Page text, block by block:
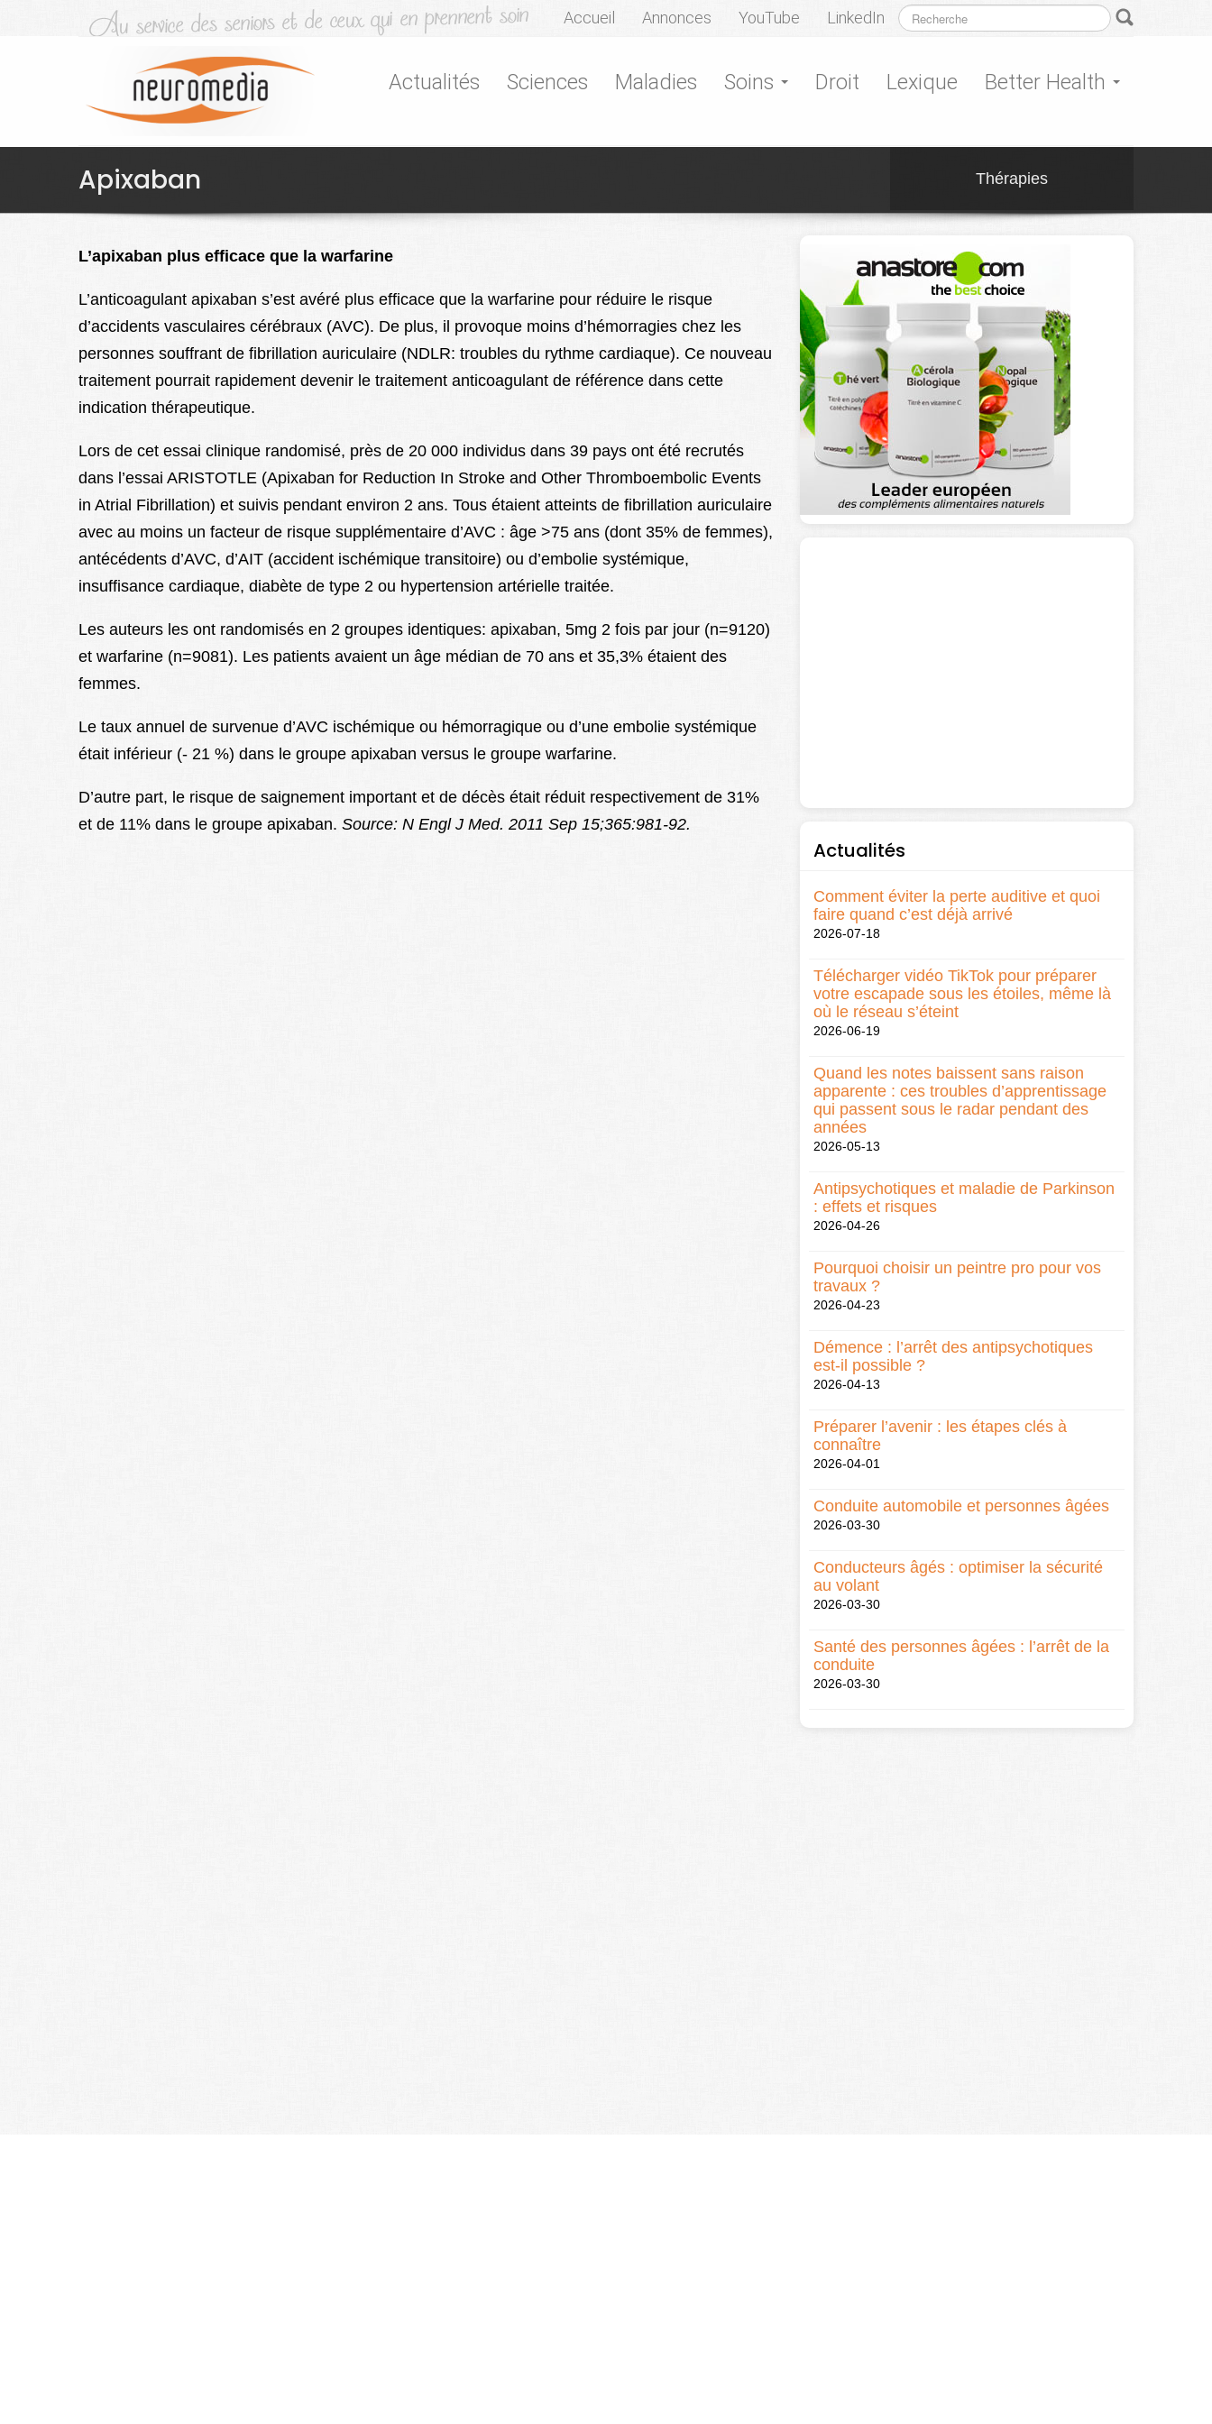
Accueil Annonces YouTube LinkedIn
Actualités Sciences Maladies Soins Droit Lexique Better Health
Apixaban Thérapies
L’apixaban plus efficace que la warfarine
L’anticoagulant apixaban s’est avéré plus efficace que la warfarine pour réduire le risque
d’accidents vasculaires cérébraux (AVC). De plus, il provoque moins d’hémorragies chez les
personnes souffrant de fibrillation auriculaire (NDLR: troubles du rythme cardiaque). Ce nouveau
traitement pourrait rapidement devenir le traitement anticoagulant de référence dans cette
indication thérapeutique.
Lors de cet essai clinique randomisé, près de 20 000 individus dans 39 pays ont été recrutés
dans l’essai ARISTOTLE (Apixaban for Reduction In Stroke and Other Thromboembolic Events
in Atrial Fibrillation) et suivis pendant environ 2 ans. Tous étaient atteints de fibrillation auriculaire
avec au moins un facteur de risque supplémentaire d’AVC : âge >75 ans (dont 35% de femmes),
antécédents d’AVC, d’AIT (accident ischémique transitoire) ou d’embolie systémique,
insuffisance cardiaque, diabète de type 2 ou hypertension artérielle traitée.
Les auteurs les ont randomisés en 2 groupes identiques: apixaban, 5mg 2 fois par jour (n=9120)
et warfarine (n=9081). Les patients avaient un âge médian de 70 ans et 35,3% étaient des
femmes.
Le taux annuel de survenue d’AVC ischémique ou hémorragique ou d’une embolie systémique
était inférieur (- 21 %) dans le groupe apixaban versus le groupe warfarine.
D’autre part, le risque de saignement important et de décès était réduit respectivement de 31%
et de 11% dans le groupe apixaban. Source: N Engl J Med. 2011 Sep 15;365:981-92.
Actualités
Comment éviter la perte auditive et quoi
faire quand c’est déjà arrivé
2026-07-18
Télécharger vidéo TikTok pour préparer
votre escapade sous les étoiles, même là
où le réseau s’éteint
2026-06-19
Quand les notes baissent sans raison
apparente : ces troubles d’apprentissage
qui passent sous le radar pendant des
années
2026-05-13
Antipsychotiques et maladie de Parkinson
: effets et risques
2026-04-26
Pourquoi choisir un peintre pro pour vos
travaux ?
2026-04-23
Démence : l’arrêt des antipsychotiques
est-il possible ?
2026-04-13
Préparer l’avenir : les étapes clés à
connaître
2026-04-01
Conduite automobile et personnes âgées
2026-03-30
Conducteurs âgés : optimiser la sécurité
au volant
2026-03-30
Santé des personnes âgées : l’arrêt de la
conduite
2026-03-30